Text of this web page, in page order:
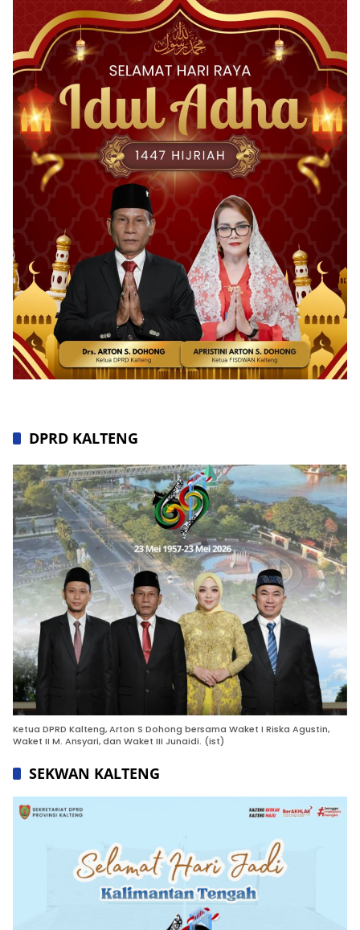
DPRD KALTENG
Ketua DPRD Kalteng, Arton S Dohong bersama Waket I Riska Agustin,
Waket II M. Ansyari, dan Waket III Junaidi. (ist)
SEKWAN KALTENG